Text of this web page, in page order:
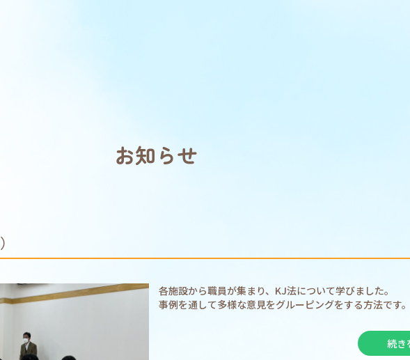
お知らせ
各施設から職員が集まり、KJ法について学びました。
事例を通して多様な意見をグルーピングをする方法です。
続き